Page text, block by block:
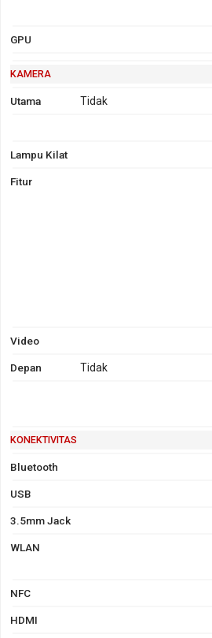
GPU
KAMERA
Utama Tidak
Lampu Kilat
Fitur
Video
Depan Tidak
KONEKTIVITAS
Bluetooth
USB
3.5mm Jack
WLAN
NFC
HDMI